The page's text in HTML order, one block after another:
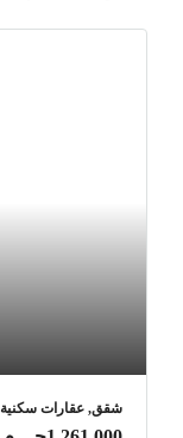
شقق, عقارات سكنية